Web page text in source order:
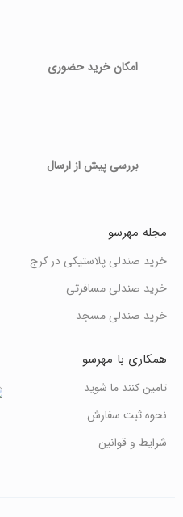
امکان خرید حضوری
بررسی پیش از ارسال
مجله مهرسو
خرید صندلی پلاستیکی در کرج
خرید صندلی مسافرتی
خرید صندلی مسجد
همکاری با مهرسو
تامین کنند ما شوید
نحوه ثبت سفارش
شرایط و قوانین